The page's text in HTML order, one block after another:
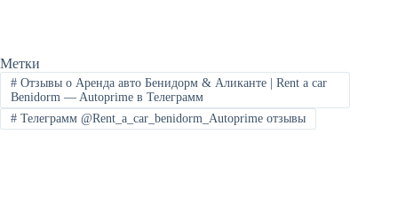
Метки
#Отзывы о Аренда авто Бенидорм & Аликанте | Rent a car
Benidorm — Autoprime в Телеграмм
#Телеграмм @Rent_a_car_benidorm_Autoprime отзывы